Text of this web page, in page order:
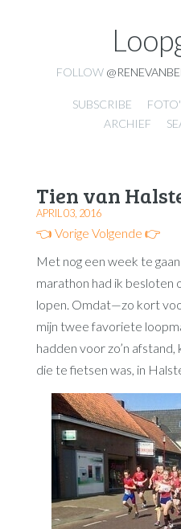
FOLLOW
SUBSCRIBE
ARCHIEF
Tien van
APRIL 03, 2016
👈 Vorige Volgende 👉
Met nog een week te
marathon had ik besloten
lopen. Omdat—zo kort
mijn twee favoriete
hadden voor zo’n
die te fietsen was, in